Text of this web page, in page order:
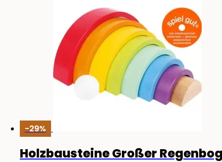
-29%
Holzbausteine Großer